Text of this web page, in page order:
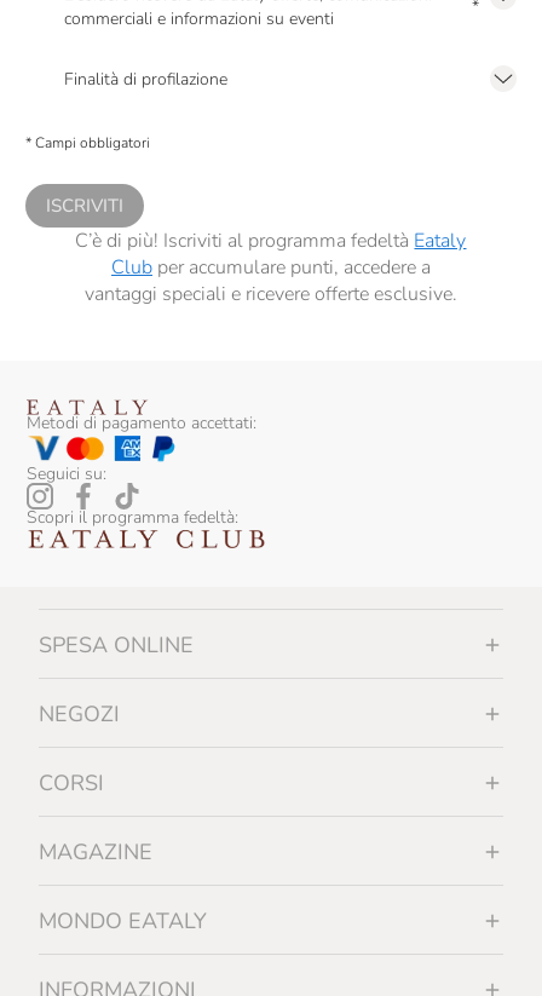
commerciali e informazioni su eventi
*
Finalità di profilazione
comunicazioni commerciali personalizzate, in caso di consenso prestato ai
* Campi obbligatori
ISCRIVITI
C’è di più! Iscriviti al programma fedeltà Eataly
Clubper accumulare punti, accedere a
vantaggi speciali e ricevere offerte esclusive.
Metodi di pagamento accettati:
Seguici su:
Scopri il programma fedeltà:
SPESA ONLINE
NEGOZI
CORSI
MAGAZINE
MONDO EATALY
INFORMAZIONI